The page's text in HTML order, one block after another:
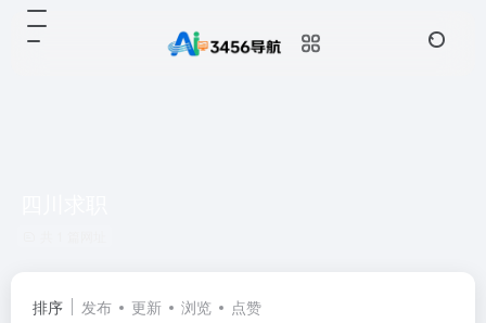
排序 发布 更新 浏览 点赞